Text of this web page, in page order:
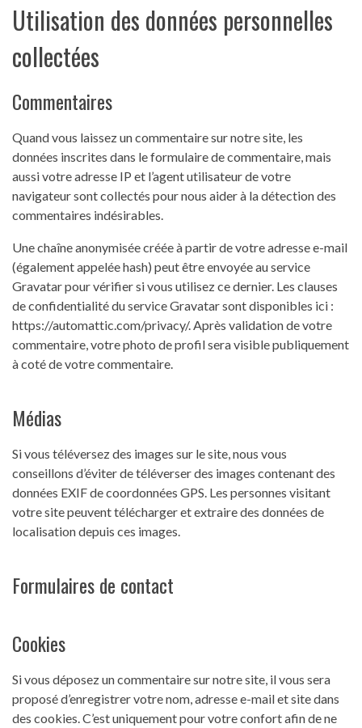
Utilisation des données personnelles
collectées
Commentaires
Quand vous laissez un commentaire sur notre site, les
données inscrites dans le formulaire de commentaire, mais
aussi votre adresse IP et l’agent utilisateur de votre
navigateur sont collectés pour nous aider à la détection des
commentaires indésirables.
Une chaîne anonymisée créée à partir de votre adresse e-mail
(également appelée hash) peut être envoyée au service
Gravatar pour vérifier si vous utilisez ce dernier. Les clauses
de confidentialité du service Gravatar sont disponibles ici :
https://automattic.com/privacy/. Après validation de votre
commentaire, votre photo de profil sera visible publiquement
à coté de votre commentaire.
Médias
Si vous téléversez des images sur le site, nous vous
conseillons d’éviter de téléverser des images contenant des
données EXIF de coordonnées GPS. Les personnes visitant
votre site peuvent télécharger et extraire des données de
localisation depuis ces images.
Formulaires de contact
Cookies
Si vous déposez un commentaire sur notre site, il vous sera
proposé d’enregistrer votre nom, adresse e-mail et site dans
des cookies. C’est uniquement pour votre confort afin de ne